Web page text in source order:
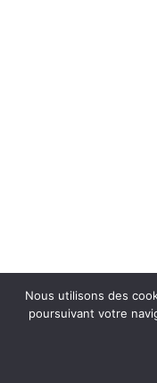
Nous utilisons des
poursuivant votre